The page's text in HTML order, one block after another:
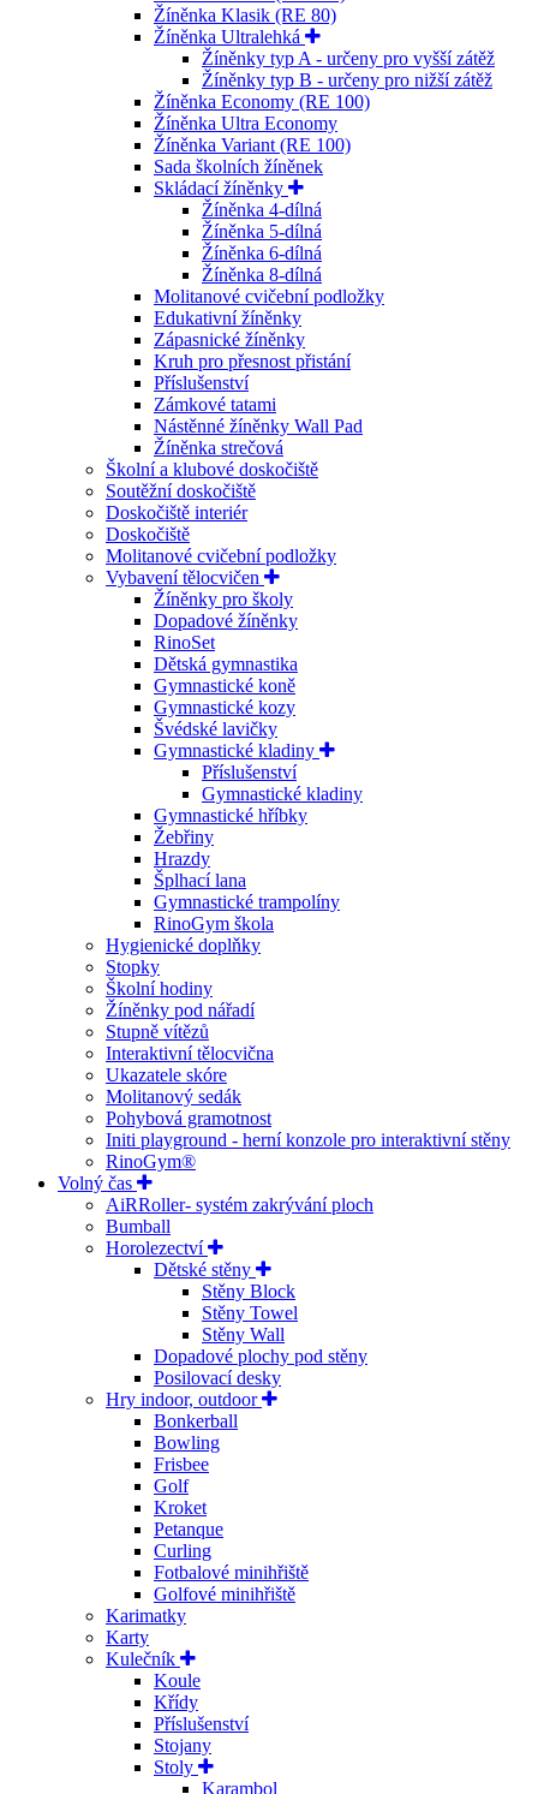
Žíněnka Klasik (RE 80)
Žíněnka Ultralehká
Žíněnky typ A - určeny pro vyšší zátěž
Žíněnky typ B - určeny pro nižší zátěž
Žíněnka Economy (RE 100)
Žíněnka Ultra Economy
Žíněnka Variant (RE 100)
Sada školních žíněnek
Skládací žíněnky
Žíněnka 4-dílná
Žíněnka 5-dílná
Žíněnka 6-dílná
Žíněnka 8-dílná
Molitanové cvičební podložky
Edukativní žíněnky
Zápasnické žíněnky
Kruh pro přesnost přistání
Příslušenství
Zámkové tatami
Nástěnné žíněnky Wall Pad
Žíněnka strečová
Školní a klubové doskočiště
Soutěžní doskočiště
Doskočiště interiér
Doskočiště
Molitanové cvičební podložky
Vybavení tělocvičen
Žíněnky pro školy
Dopadové žíněnky
RinoSet
Dětská gymnastika
Gymnastické koně
Gymnastické kozy
Švédské lavičky
Gymnastické kladiny
Příslušenství
Gymnastické kladiny
Gymnastické hříbky
Žebřiny
Hrazdy
Šplhací lana
Gymnastické trampolíny
RinoGym škola
Hygienické doplňky
Stopky
Školní hodiny
Žíněnky pod nářadí
Stupně vítězů
Interaktivní tělocvična
Ukazatele skóre
Molitanový sedák
Pohybová gramotnost
Initi playground - herní konzole pro interaktivní stěny
RinoGym®
Volný čas
AiRRoller- systém zakrývání ploch
Bumball
Horolezectví
Dětské stěny
Stěny Block
Stěny Towel
Stěny Wall
Dopadové plochy pod stěny
Posilovací desky
Hry indoor, outdoor
Bonkerball
Bowling
Frisbee
Golf
Kroket
Petanque
Curling
Fotbalové minihřiště
Golfové minihřiště
Karimatky
Karty
Kulečník
Koule
Křídy
Příslušenství
Stojany
Stoly
Karambol